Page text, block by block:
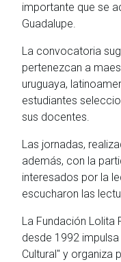
importante que se
Guadalupe.
La convocatoria
pertenezcan a
uruguaya,
estudiantes
sus docentes.
Las jornadas,
además, con la
interesados por la
escucharon las
La Fundación Lolita
desde 1992
Cultural" y organiza